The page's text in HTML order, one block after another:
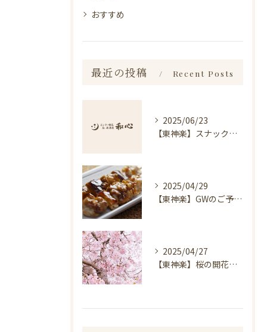
おすすめ
最近の投稿 Recent Posts
2025/06/23
【東神楽】スナック琥珀についてのお知らせ｜ランチ・喫茶＆居酒屋 和心
2025/04/29
【東神楽】GWのご予約受付中！｜ランチ・喫茶＆居酒屋 和心
2025/04/27
【東神楽】桜の開花情報＆お花見スポット｜ランチ・喫茶＆居酒屋 和心